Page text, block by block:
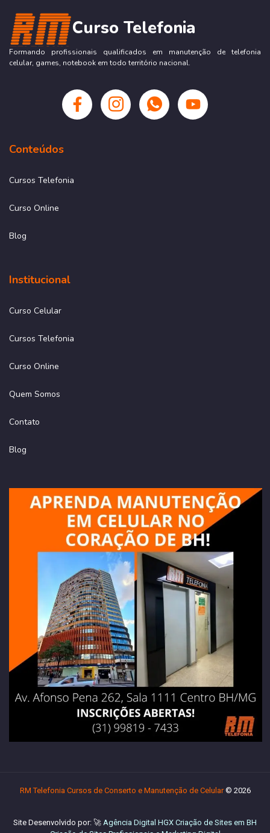
Curso Telefonia
Formando profissionais qualificados em manutenção de telefonia
celular, games, notebook em todo território nacional.
Conteúdos
Cursos Telefonia
Curso Online
Blog
Institucional
Curso Celular
Cursos Telefonia
Curso Online
Quem Somos
Contato
Blog
RM Telefonia Cursos de Conserto e Manutenção de Celular© 2026
Site Desenvolvido por: 🚀 Agência Digital HGX Criação de Sites em BH